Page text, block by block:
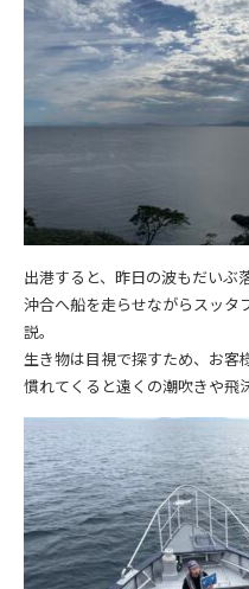
出港すると、昨日の波もだいぶ
沖合へ船を走らせながらスッタ
説。
生き物は目視で探すため、お客
慣れてくると遠くの潮吹きや飛